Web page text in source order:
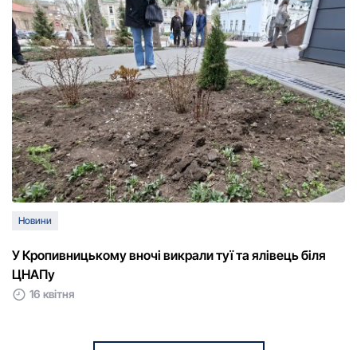
Новини
У Кропивницькому вночі викрали туї та ялівець біля
ЦНАПу
16 квітня